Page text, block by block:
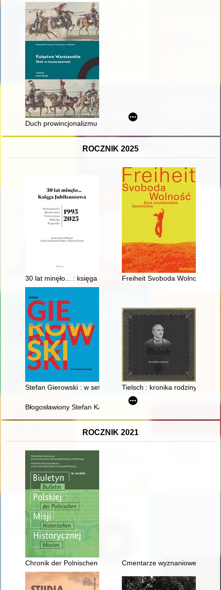
Duch prowincjonalizmu upadł na zawsze w tej konstytucji" :
ROCZNIK 2025
30 lat minęło... : księga jubileuszowa Stowarzyszenia
Freiheit Svoboda Wolność :
Stefan Gierowski : w setną rocznicę urodzin
Tielsch : kronika rodziny
Błogosławiony Stefan Kardynał Wyszyński
ROCZNIK 2021
Chronik der Polnischen Historischen Mission 2020
Cmentarze wyznaniowe do